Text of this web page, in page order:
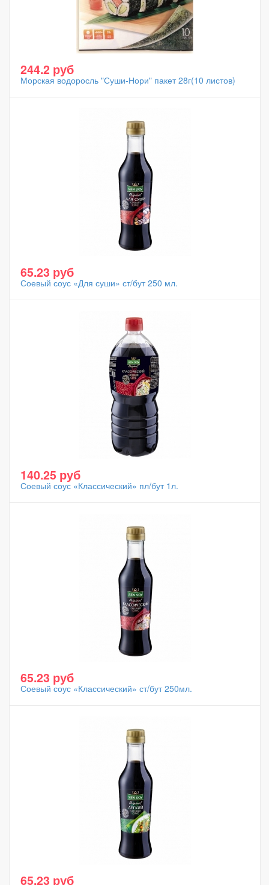
244.2 руб
Морская водоросль "Суши-Нори" пакет 28г(10 листов)
65.23 руб
Соевый соус «Для суши» ст/бут 250 мл.
140.25 руб
Соевый соус «Классический» пл/бут 1л.
65.23 руб
Соевый соус «Классический» ст/бут 250мл.
65.23 руб